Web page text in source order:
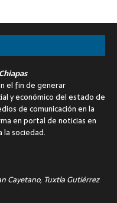
el fin de generar
y económico del estado de
de comunicación en la
en portal de noticias en
sociedad.
Cayetano, Tuxtla Gutiérrez